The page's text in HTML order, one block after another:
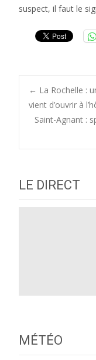
suspect, il faut le
Post
← La Rochelle :
vient d’ouvrir à
Saint-Agnant :
LE DIRECT
MÉTÉO